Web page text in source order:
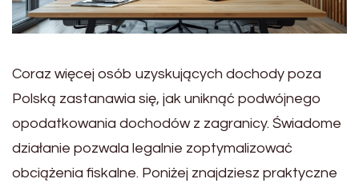
Coraz więcej osób uzyskujących dochody poza
Polską zastanawia się, jak uniknąć podwójnego
opodatkowania dochodów z zagranicy. Świadome
działanie pozwala legalnie zoptymalizować
obciążenia fiskalne. Poniżej znajdziesz praktyczne